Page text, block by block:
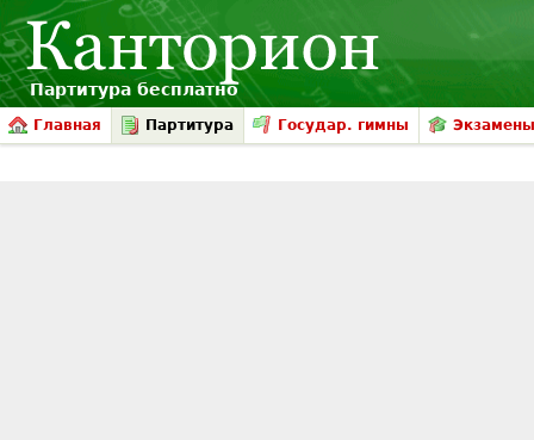
Партитура бесплатно
Главная Партитура Государ. гимны Экзамены